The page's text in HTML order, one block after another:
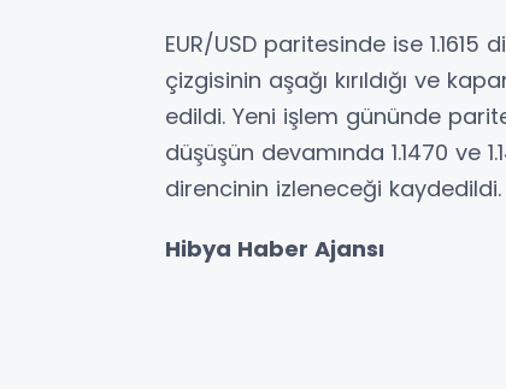
EUR/USD paritesinde ise
çizgisinin aşağı kırıldığı ve
edildi. Yeni işlem gününde
düşüşün devamında 1.1470 ve
direncinin izleneceği kaydedildi.
Hibya Haber Ajansı